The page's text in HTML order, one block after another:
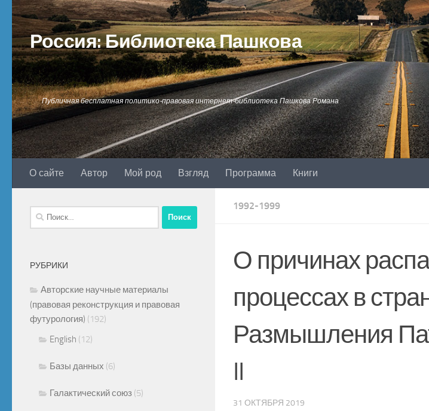
Перейти к содержимому
Россия: Библиотека Пашкова
Публичная бесплатная политико-правовая интернет-библиотека Пашкова Романа
О сайте Автор Мой род Взгляд Программа Книги
1992-1999
О причинах
процессах в
Размышления
II
31 ОКТЯБРЯ 2019
Найти:
РУБРИКИ
Авторские научные материалы
(правовая реконструкция и правовая
футурология) (192)
English (12)
Базы данных (6)
Галактический союз (5)